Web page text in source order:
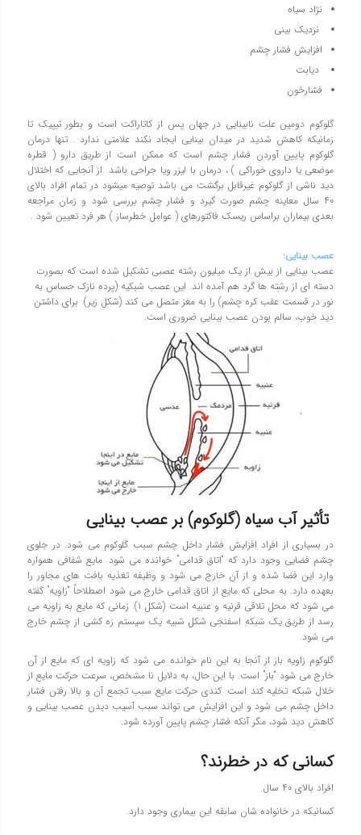
نژاد سیاه
نزدیک بینی
افزایش فشار چشم
دیابت
فشارخون
گلوکوم دومین علت نابینایی در جهان پس از کاتاراکت است و بطور تیپیک تا
زمانیکه کاهش شدید در میدان بینایی ایجاد نکند علامتی ندارد . تنها درمان
گلوکوم پایین آوردن فشار چشم است که ممکن است از طریق دارو ( قطره
موضعی یا داروی خوراکی ) ، درمان با لیزر ویا جراحی باشد .از آنجایی که اختلال
دید ناشی از گلوکوم غیرقابل برگشت می باشد توصیه میشود در تمام افراد بالای
۴۰ سال معاینه چشم صورت گیرد و فشار چشم بررسی شود و زمان مراجعه
بعدی بیماران براساس ریسک فاکتورهای ( عوامل خطرساز ) هر فرد تعیین شود .
عصب بينايي:
عصب بينايي از بيش از يك ميليون رشته عصبي تشكيل شده است كه بصورت
دسته اي از رشته ها گرد هم آمده اند. اين عصب شبكيه (پرده نازك حساس به
نور در قسمت عقب كره چشم) را به مغز متصل مي كند (شكل زير). براي داشتن
ديد خوب، سالم بودن عصب بينايي ضروري است.
تأثير آب سیاه (گلوکوم) بر عصب بينايي
در بسياري از افراد افزايش فشار داخل چشم سبب گلوكوم مي شود. در جلوي
چشم فضايي وجود دارد كه “اتاق قدامي” خوانده مي شود. مايع شفافي همواره
وارد اين فضا شده و از آن خارج مي شود و وظيفه تغذيه بافت هاي مجاور را
بعهده دارد. به محلي كه مايع از اتاق قدامي خارج مي شود اصطلاحاٌ “زاويه” گفته
مي شود كه محل تلاقي قرنيه و عنبيه است (شكل ۱). زماني كه مايع به زاويه مي
رسد از طريق يك شبكه اسفنجي شكل شبيه يك سيستم زه كشي از چشم خارج
مي شود.
گلوكوم زاويه باز از آنجا به اين نام خوانده مي شود كه زاويه اي كه مايع از آن
خارج مي شود “باز” است. با اين حال، به دلايل نا مشخص، سرعت حركت مايع از
خلال شبكه تخليه كند است. كندي حركت مايع سبب تجمع آن و بالا رفتن فشار
داخل چشم مي شود و اين افزايش مي تواند سبب آسيب ديدن عصب بينايي و
كاهش ديد شود، مگر آنكه فشار چشم پايين آورده شود.
كساني كه در خطرند؟
افراد بالاي ۴۰ سال
كسانيكه در خانواده شان سابقه اين بيماري وجود دارد.